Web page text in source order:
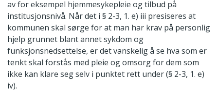
av for eksempel hjemmesykepleie og tilbud på
institusjonsnivå. Når det i § 2-3, 1. e) iii presiseres at
kommunen skal sørge for at man har krav på personlig
hjelp grunnet blant annet sykdom og
funksjonsnedsettelse, er det vanskelig å se hva som er
tenkt skal forstås med pleie og omsorg for dem som
ikke kan klare seg selv i punktet rett under (§ 2-3, 1. e)
iv).